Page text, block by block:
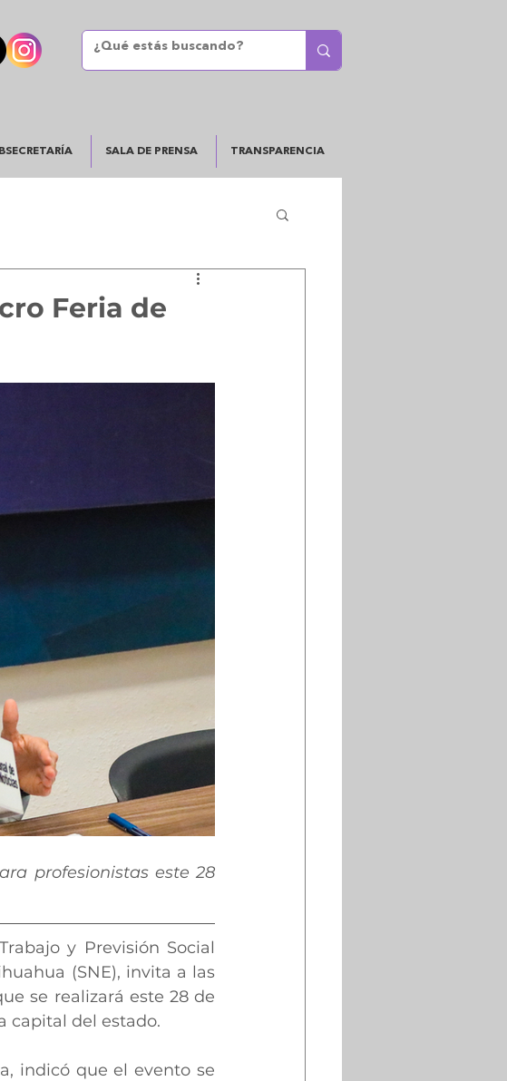
SALA DE PRENSA TRANSPARENCIA
Feria de
profesionistas este 28
y Previsión Social
(SNE), invita a las
se realizará este 28 de
capital del estado.
indicó que el evento se